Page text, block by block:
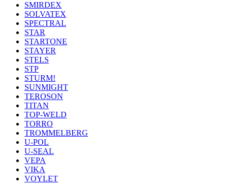
SMIRDEX
SOLVATEX
SPECTRAL
STAR
STARTONE
STAYER
STELS
STP
STURM!
SUNMIGHT
TEROSON
TITAN
TOP-WELD
TORRO
TROMMELBERG
U-POL
U-SEAL
VEPA
VIKA
VOYLET